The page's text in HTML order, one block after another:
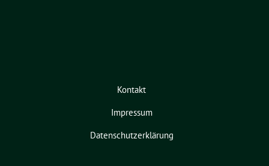
Kontakt
Impressum
Datenschutzerklärung